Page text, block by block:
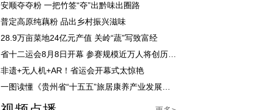
安顺夺夺粉 一把竹签“夺”出黔味出圈路
普定高原纯藕粉 品出乡村振兴滋味
28.9万亩菜地24亿元产值 关岭“蔬”写致富经
非遗+无人机+AR！省运会开幕式太惊艳